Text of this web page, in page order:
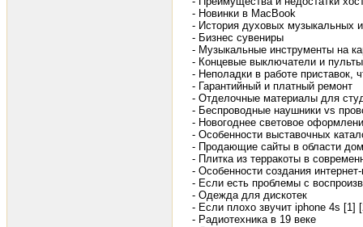
- Новинки в MacBook
- История духовых музыкальных
- Бизнес сувениры
- Музыкальные инструменты на
- Концевые выключатели и
- Неполадки в работе приставок,
- Гарантийный и платный ремонт
- Отделочные материалы для
- Беспроводные наушники vs
- Новогоднее световое
- Особенности выставочных
- Продающие сайты в области
- Плитка из терракоты в
- Особенности создания
- Если есть проблемы с
- Одежда для дискотек
- Если плохо звучит iphone 4s [1]
- Радиотехника в 19 веке